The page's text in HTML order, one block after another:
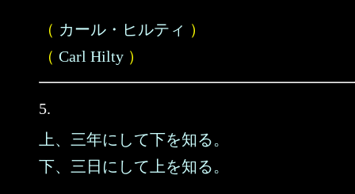
（ カール・ヒルティ ）
（ Carl Hilty ）
5.
上、三年にして下を知る。
下、三日にして上を知る。